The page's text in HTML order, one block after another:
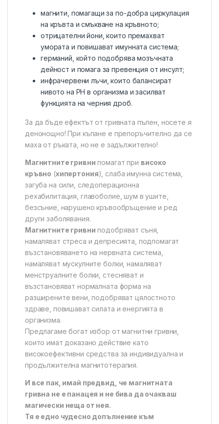
магнити, помагащи за по-добра циркулация
на кръвта и смъкване на кръвното;
отрицателни йони, които премахват
умората и повишават имунната система;
германий, който подобрява мозъчната
дейност и помага за превенция от инсулт;
инфрачервени лъчи, които балансират
нивото на PH в организма и засилват
функцията на черния дроб.
За да бъде ефектът от гривната пълен, носете я
денонощно! При къпане е препоръчително да се
маха от ръката, но не е задължително!
Магнитните гривни помагат при високо
кръвно (хипертония), слаба имунна система,
загуба на сили, следоперационна
рехабилитация, главоболие, шум в ушите,
безсъние, нарушено кръвообръщение и ред
други заболявания.
Магнитните гривни подобряват съня,
намаляват стреса и депресията, подпомагат
възстановяването на нервната система,
намаляват мускулните болки, намаляват
менструалните болки, стесняват и
възстановяват нормалната форма на
разширените вени, подобряват цялостното
здраве, повишават силата и енергията в
организма.
Предлагаме богат избор от магнитни гривни,
които имат доказано действие като
високоефективни средства за индивидуална и
продължителна магнитотерапия.
И все пак, имай предвид, че магнитната
гривна не е панацея и не бива да очакваш
магически неща от нея.
Тя е едно чудесно допълнение към